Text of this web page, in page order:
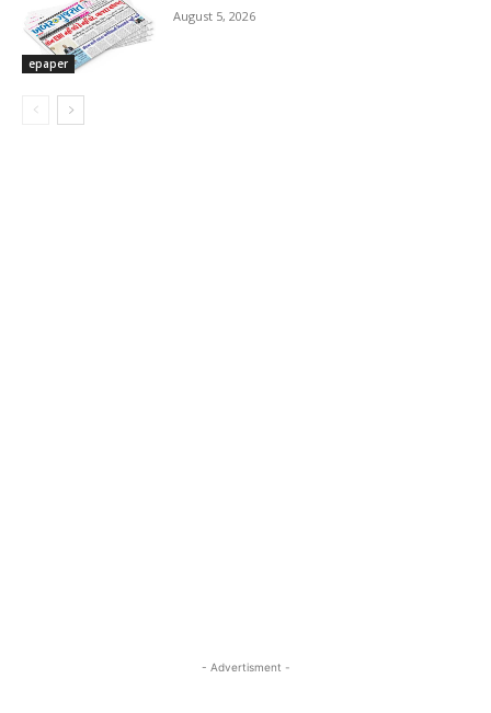
epaper
August 5, 2026
- Advertisment -